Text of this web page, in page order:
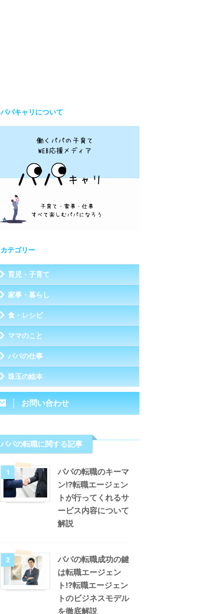
パパキャリについて
カテゴリー
育児・子育て
家事・暮らし
食・レシピ
ママのこと
パパの仕事
珠玉の絵本
お問い合わせ
パパの転職に関する記事
1
パパの転職のキーマ
ン!?転職エージェン
トが行ってくれるサ
ービス内容について
解説
2
パパの転職成功の鍵
は転職エージェン
ト!?転職エージェン
トのビジネスモデル
を徹底解説